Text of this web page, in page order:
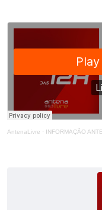
AntenaLivre · INFORMAÇÃO